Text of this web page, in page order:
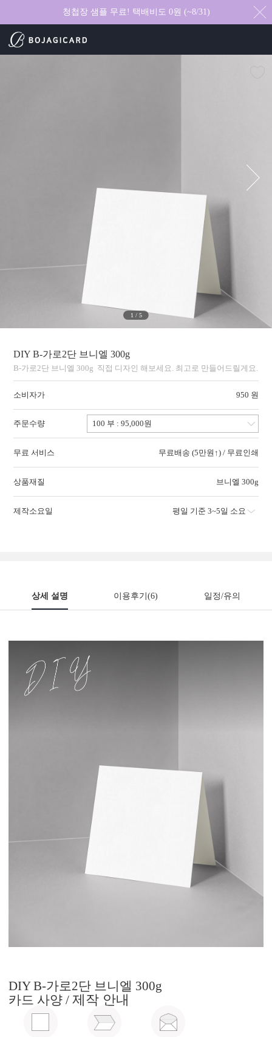
청첩장 샘플 무료! 택배비도 0원 (~8/31)
1 / 5
DIY B-가로2단 브니엘 300g
B-가로2단 브니엘 300g 직접 디자인 해보세요. 최고로 만들어드릴게요.
소비자가 950 원
주문수량
무료 서비스 무료배송 (5만원↑) / 무료인쇄
상품재질 브니엘 300g
제작소요일 평일 기준 3~5일 소요
상세 설명 이용후기(6) 일정/유의
DIY B-가로2단 브니엘 300g
카드 사양 / 제작 안내